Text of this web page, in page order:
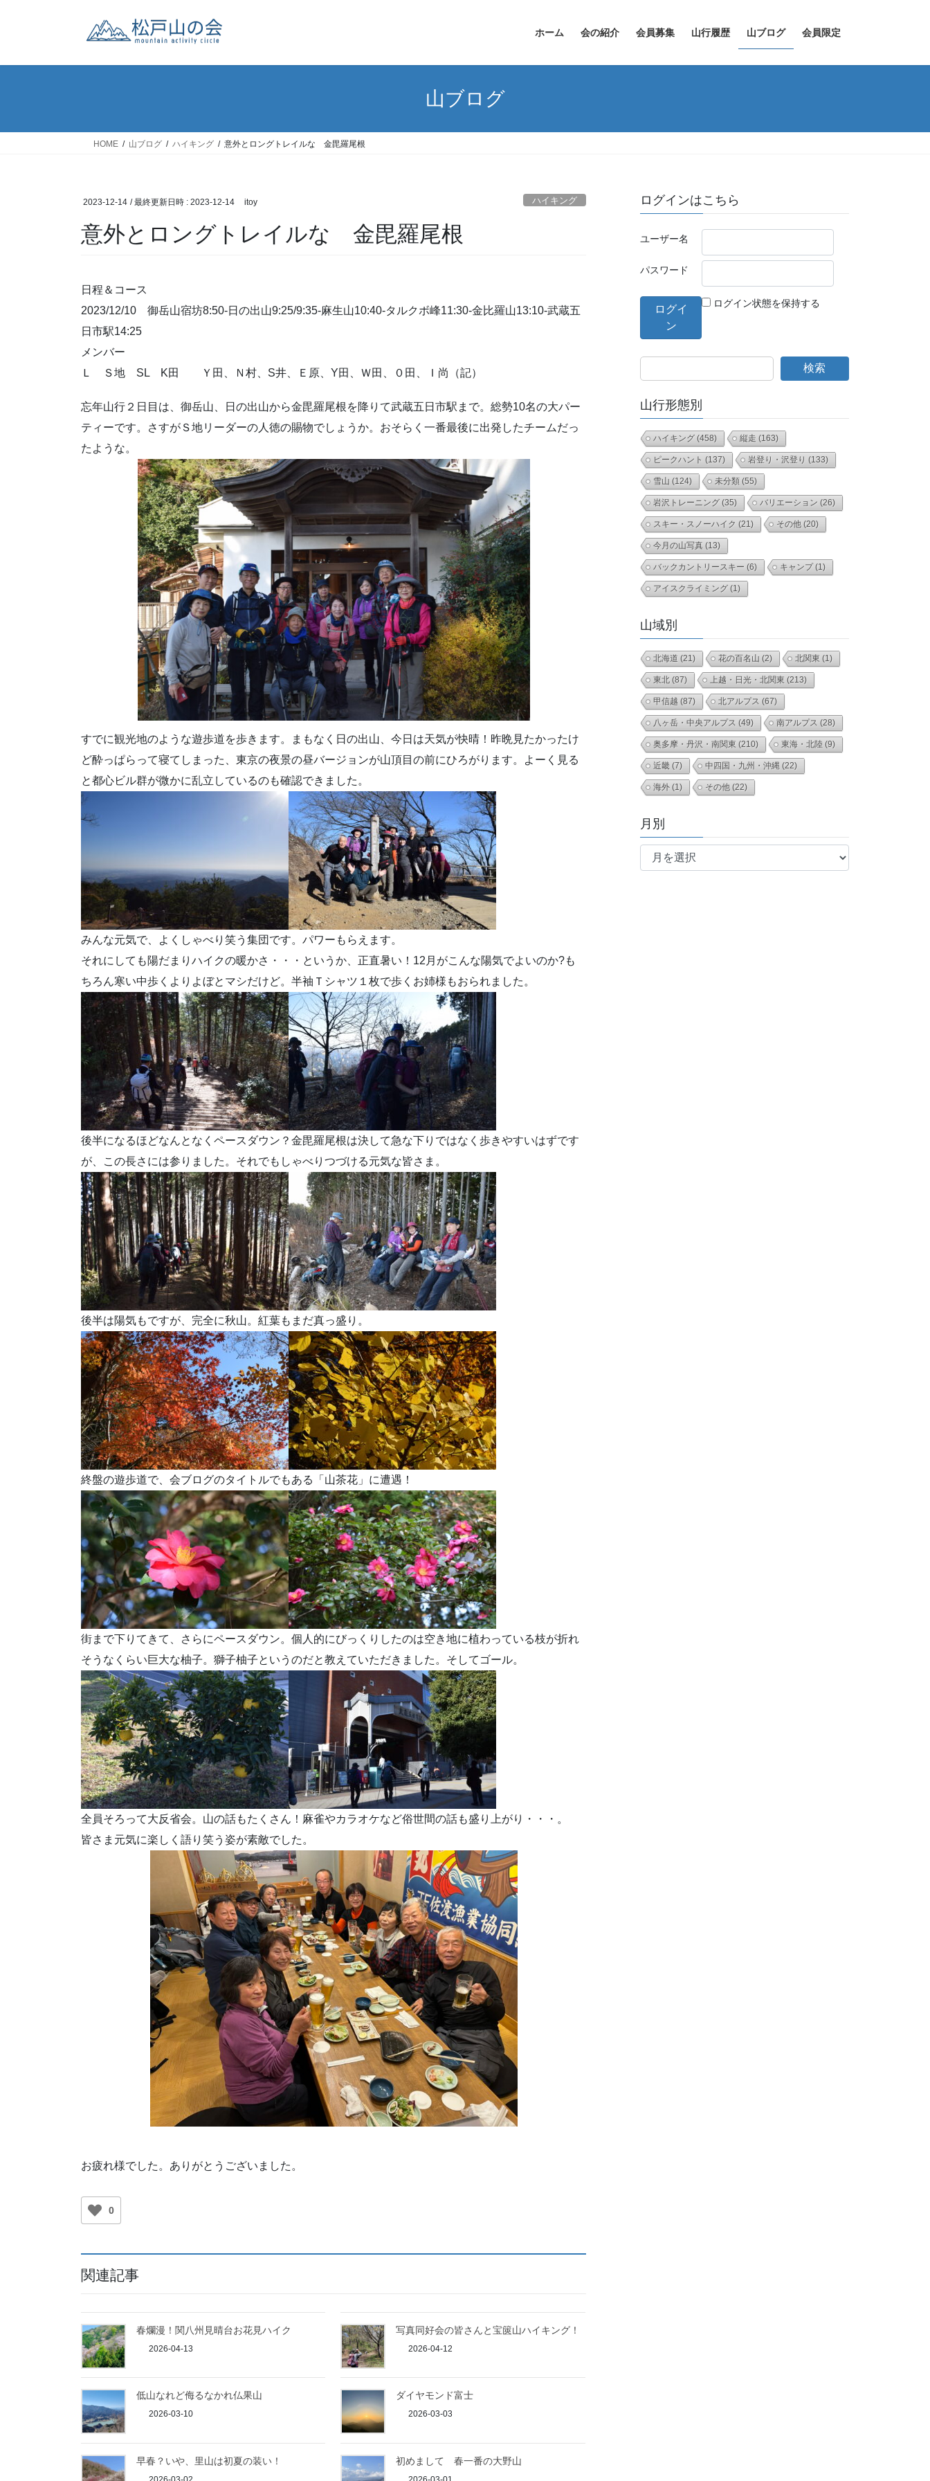
ホーム 会の紹介 会員募集 山行履歴 山ブログ 会員限定
山ブログ
HOME 山ブログ ハイキング 意外とロングトレイルな 金毘羅尾根
2023-12-14 / 最終更新日時 : 2023-12-14 itoy ハイキング
意外とロングトレイルな 金毘羅尾根
日程＆コース
2023/12/10 御岳山宿坊8:50-日の出山9:25/9:35-麻生山10:40-タルクボ峰11:30-金比羅山13:10-武蔵五
日市駅14:25
メンバー
Ｌ Ｓ地 SL K田 Ｙ田、Ｎ村、S井、Ｅ原、Y田、Ｗ田、０田、Ｉ尚（記）
忘年山行２日目は、御岳山、日の出山から金毘羅尾根を降りて武蔵五日市駅まで。総勢10名の大パー
ティーです。さすがＳ地リーダーの人徳の賜物でしょうか。おそらく一番最後に出発したチームだっ
たような。
すでに観光地のような遊歩道を歩きます。まもなく日の出山、今日は天気が快晴！昨晩見たかったけ
ど酔っぱらって寝てしまった、東京の夜景の昼バージョンが山頂目の前にひろがります。よーく見る
と都心ビル群が微かに乱立しているのも確認できました。
みんな元気で、よくしゃべり笑う集団です。パワーもらえます。
それにしても陽だまりハイクの暖かさ・・・というか、正直暑い！12月がこんな陽気でよいのか?も
ちろん寒い中歩くよりよぼとマシだけど。半袖Ｔシャツ１枚で歩くお姉様もおられました。
後半になるほどなんとなくペースダウン？金毘羅尾根は決して急な下りではなく歩きやすいはずです
が、この長さには参りました。それでもしゃべりつづける元気な皆さま。
後半は陽気もですが、完全に秋山。紅葉もまだ真っ盛り。
終盤の遊歩道で、会ブログのタイトルでもある「山茶花」に遭遇！
街まで下りてきて、さらにペースダウン。個人的にびっくりしたのは空き地に植わっている枝が折れ
そうなくらい巨大な柚子。獅子柚子というのだと教えていただきました。そしてゴール。
全員そろって大反省会。山の話もたくさん！麻雀やカラオケなど俗世間の話も盛り上がり・・・。
皆さま元気に楽しく語り笑う姿が素敵でした。
お疲れ様でした。ありがとうございました。
0
関連記事
春爛漫！関八州見晴台お花見ハイク
2026-04-13
写真同好会の皆さんと宝篋山ハイキング！
2026-04-12
低山なれど侮るなかれ仏果山
2026-03-10
ダイヤモンド富士
2026-03-03
早春？いや、里山は初夏の装い！ 初めまして 春一番の大野山
ログインはこちら
ユーザー名
パスワード
ログイン状態を保持する
検索
山行形態別
ハイキング (458) 縦走 (163)
ピークハント (137) 岩登り・沢登り (133)
雪山 (124) 未分類 (55)
岩沢トレーニング (35) バリエーション (26)
スキー・スノーハイク (21) その他 (20)
今月の山写真 (13)
バックカントリースキー (6) キャンプ(1)
アイスクライミング (1)
山域別
北海道 (21) 花の百名山 (2) 北関東 (1)
東北 (87) 上越・日光・北関東 (213)
甲信越 (87) 北アルプス (67)
八ヶ岳・中央アルプス (49) 南アルプス (28)
奥多摩・丹沢・南関東 (210) 東海・北陸 (9)
近畿 (7) 中四国・九州・沖縄 (22)
海外 (1) その他 (22)
月別
月